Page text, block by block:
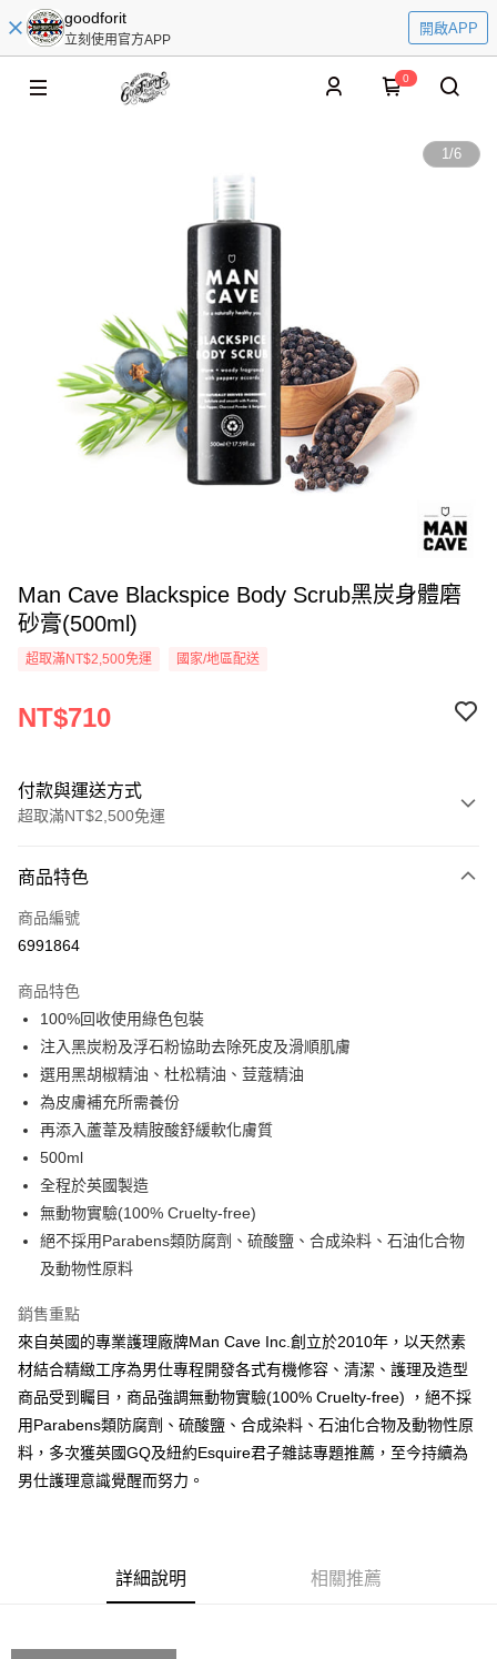
goodforit
立刻使用官方APP
開啟APP
0
1/6
Man Cave Blackspice Body Scrub黑炭身體磨
砂膏(500ml)
超取滿NT$2,500免運 國家/地區配送
NT$710
付款與運送方式
超取滿NT$2,500免運
信用卡一次付款
信用卡分期付款
合作金庫商業銀行
華南商業銀行
上海商業儲蓄銀行
台北富邦商業銀行
國泰世華商業銀行
兆豐國際商業銀行
臺灣中小企業銀行
匯豐（台灣）商業銀行
華泰商業銀行
聯邦商業銀行
遠東國際商業銀行
元大商業銀行
玉山商業銀行
台新國際商業銀行
台灣樂天信用卡公司
6 期 0 利率 每期
華南商業銀行
彰化商業銀行
上海商業儲蓄銀行
台北富邦商業銀行
國泰世華商業銀行
臺灣中小企業銀行
台中商業銀行
匯豐（台灣）商業銀行
聯邦商業銀行
元大商業銀行
玉山商業銀行
台新國際商業銀行
中國信託商業銀行
台灣樂天信用卡公司
超商取貨付款
LINE Pay
Apple Pay
悠遊付
AFTEE先享後付
相關說明
【關於「AFTEE先享後付」】
AFTEE先享後付是「在收到商品之後才付款」的支付方式。 讓您購物簡單
１．簡單：不需註冊會員、不需綁卡、不需儲值。
２．便利：只要手機號碼，簡訊認證，即可結帳。
【「AFTEE先享後付」結帳流程】
１．於結帳方式選擇「AFTEE先享後付」後，將跳轉至「AFTEE先享後付」
結帳頁面，進行簡訊認證並確認金額後，即可完成結帳。
２．訂單成立數日內，您將收到繳費通知簡訊。
３．收到繳費通知簡訊後14天內，點擊此簡訊中的連結，可透過四大超商／
※ 交易是否成功請以「AFTEE先享後付 」之結帳頁面顯示為準，若有關於
ATM付款
全家付款取貨
每筆NT$60，滿NT$2,500(含以上)免運費
7-11付款取貨
每筆NT$60，滿NT$2,500(含以上)免運費
海外宅配
商品特色
商品編號
6991864
商品特色
100%回收使用綠色包裝
注入黑炭粉及浮石粉協助去除死皮及滑順肌膚
選用黑胡椒精油、杜松精油、荳蔻精油
為皮膚補充所需養份
再添入蘆葦及精胺酸舒緩軟化膚質
500ml
全程於英國製造
無動物實驗(100% Cruelty-free)
絕不採用Parabens類防腐劑、硫酸鹽、合成染料、石油化合物
及動物性原料
銷售重點
來自英國的專業護理廠牌Man Cave Inc.創立於2010年，以天然素
材結合精緻工序為男仕專程開發各式有機修容、清潔、護理及造型
商品受到矚目，商品強調無動物實驗(100% Cruelty-free) ，絕不採
用Parabens類防腐劑、硫酸鹽、合成染料、石油化合物及動物性原
料，多次獲英國GQ及紐約Esquire君子雜誌專題推薦，至今持續為
男仕護理意識覺醒而努力。
詳細說明 相關推薦